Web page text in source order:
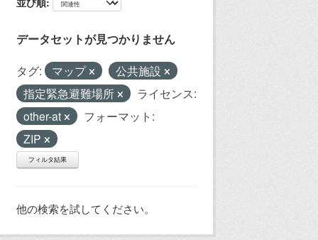
データセットが見つかりません
タグ: マップ
公共施設
指定緊急避難場所
ライセンス:
other-at
フォーマット:
ZIP
フィルタ結果
他の検索を試してください。